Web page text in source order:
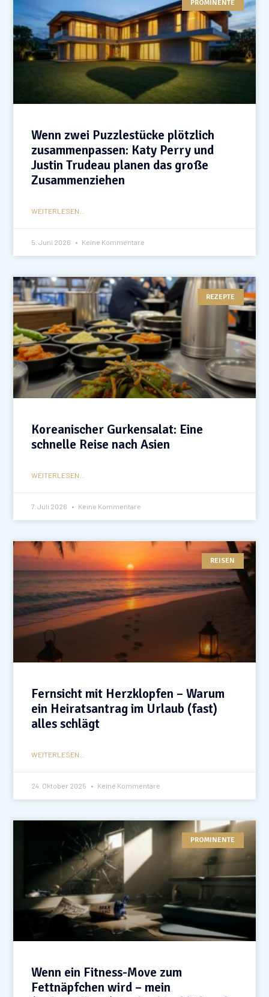
PROMINENTE
Wenn zwei Puzzlestücke plötzlich
zusammenpassen: Katy Perry und
Justin Trudeau planen das große
Zusammenziehen
WEITERLESEN...
5. Juni 2026 Keine Kommentare
REZEPTE
Koreanischer Gurkensalat: Eine
schnelle Reise nach Asien
WEITERLESEN...
7. Juli 2026 Keine Kommentare
REISEN
Fernsicht mit Herzklopfen – Warum
ein Heiratsantrag im Urlaub (fast)
alles schlägt
WEITERLESEN...
24. Oktober 2025 Keine Kommentare
PROMINENTE
Wenn ein Fitness-Move zum
Fettnäpfchen wird – mein